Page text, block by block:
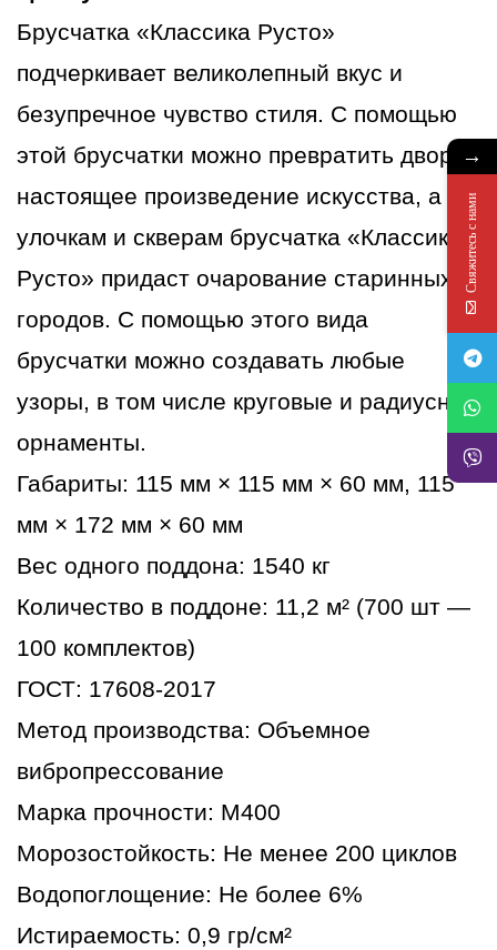
Лондон
Брусчатка «Классика Русто»
подчеркивает великолепный вкус и
безупречное чувство стиля. С помощью
этой брусчатки можно превратить двор в
настоящее произведение искусства, а
улочкам и скверам брусчатка «Классика
Русто» придаст очарование старинных
городов. С помощью этого вида
брусчатки можно создавать любые
узоры, в том числе круговые и радиусные
орнаменты.
Габариты: 115 мм × 115 мм × 60 мм, 115
мм × 172 мм × 60 мм
Вес одного поддона: 1540 кг
Количество в поддоне: 11,2 м² (700 шт —
100 комплектов)
ГОСТ: 17608-2017
Метод производства: Объемное
вибропрессование
Марка прочности: М400
Морозостойкость: Не менее 200 циклов
Водопоглощение: Не более 6%
Истираемость: 0,9 гр/см²
→
Свяжитесь с нами